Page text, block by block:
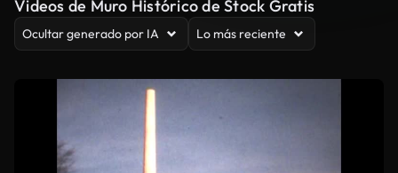
Videos de Muro Histórico de Stock Gratis
Ocultar generado por IA Lo más reciente